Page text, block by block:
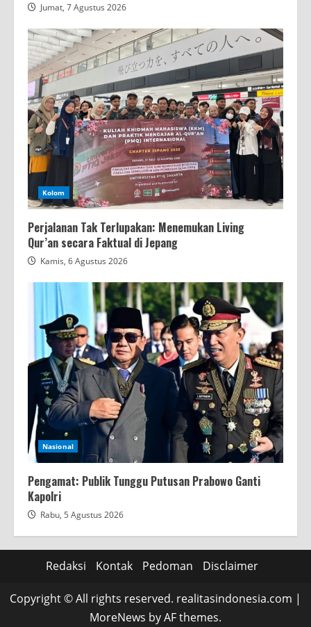
Jumat, 7 Agustus 2026
Kolom
Perjalanan Tak Terlupakan: Menemukan Living
Qur’an secara Faktual di Jepang
Kamis, 6 Agustus 2026
Nasional
Pengamat: Publik Tunggu Putusan Prabowo Ganti
Kapolri
Rabu, 5 Agustus 2026
Redaksi Kontak Pedoman Disclaimer
Copyright © All rights reserved. realitasindonesia.com |
MoreNews by AF themes.